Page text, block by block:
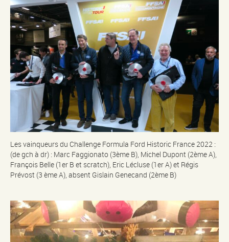
Les vainqueurs du Challenge Formula Ford Historic France 2022 :
(de gch à dr) : Marc Faggionato (3ème B), Michel Dupont (2ème A),
François Belle (1er B et scratch), Eric Lécluse (1er A) et Régis
Prévost (3 ème A), absent Gislain Genecand (2ème B)